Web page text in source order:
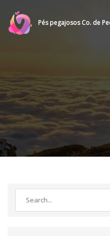
Pés pegajosos Co. de